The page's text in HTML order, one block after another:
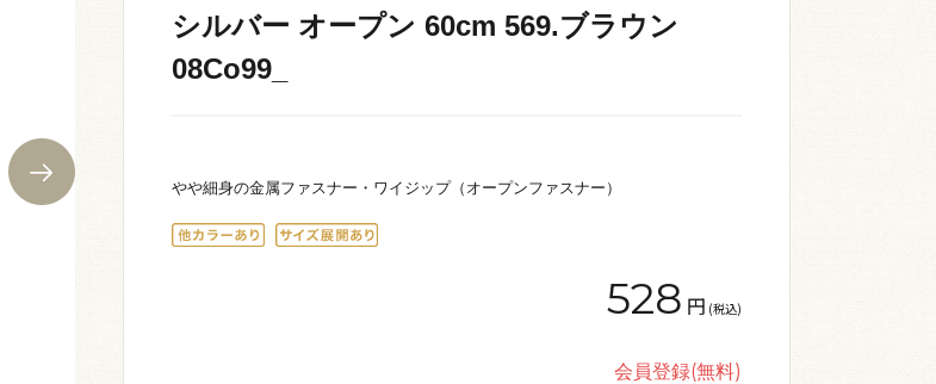
シルバー オープン 60cm 569.ブラウン
08Co99_
やや細身の金属ファスナー・ワイジップ（オープンファスナー）
528 円 (税込)
会員登録(無料)